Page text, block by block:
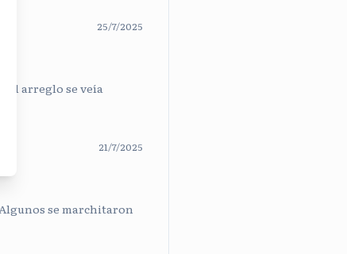
25/7/2025
el arreglo se veía
21/7/2025
se marchitaron